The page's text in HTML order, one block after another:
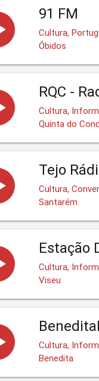
91 FM
Cultura,
Óbidos
RQC -
Cultura,
Quinta do
Tejo
Cultura,
Santarém
Estação
Cultura,
Viseu
Cultura,
Benedita